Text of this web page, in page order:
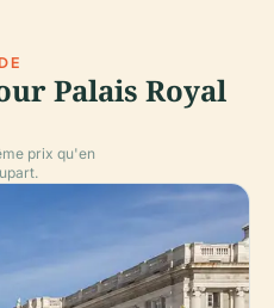
Palais Royal
prix qu'en